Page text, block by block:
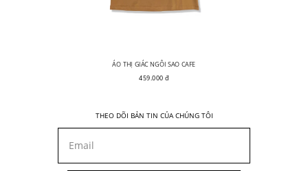
ÁO THỊ GIÁC NGÔI SAO CAFE
459.000 đ
THEO DÕI BẢN TIN CỦA CHÚNG TÔI